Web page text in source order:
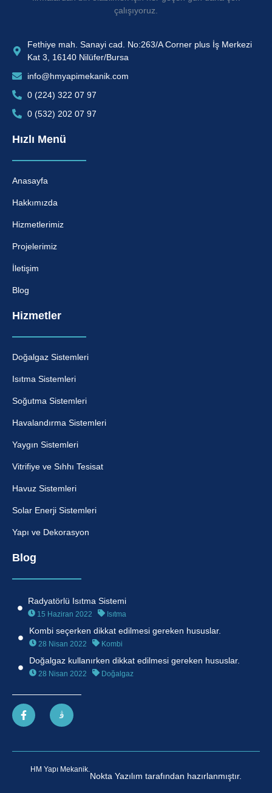
çalışıyoruz.
Fethiye mah. Sanayi cad. No:263/A Corner plus İş Merkezi
Kat 3, 16140 Nilüfer/Bursa
info@hmyapimekanik.com
0 (224) 322 07 97
0 (532) 202 07 97
Hızlı Menü
Anasayfa
Hakkımızda
Hizmetlerimiz
Projelerimiz
İletişim
Blog
Hizmetler
Doğalgaz Sistemleri
Isıtma Sistemleri
Soğutma Sistemleri
Havalandırma Sistemleri
Yaygın Sistemleri
Vitrifiye ve Sıhhı Tesisat
Havuz Sistemleri
Solar Enerji Sistemleri
Yapı ve Dekorasyon
Blog
Radyatörlü Isıtma Sistemi
15 Haziran 2022 Isıtma
Kombi seçerken dikkat edilmesi gereken hususlar.
28 Nisan 2022 Kombi
Doğalgaz kullanırken dikkat edilmesi gereken hususlar.
28 Nisan 2022 Doğalgaz
HM Yapı Mekanik.
Nokta Yazılım tarafından hazırlanmıştır.